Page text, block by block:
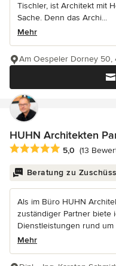
Tischler, ist Architekt mit
Sache. Denn das Archi...
Mehr
Am Oespeler Dorney 50,
HUHN Architekten
Durchschnittliche
5,0 (13
Beratung zu
Als im Büro HUHN
zuständiger Partner biete
Dienstleistungen rund um
Mehr